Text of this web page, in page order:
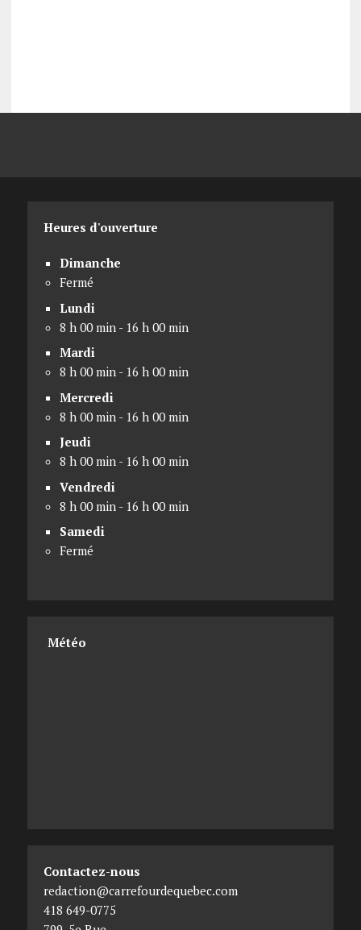
Heures d'ouverture
Dimanche
Fermé
Lundi
8 h 00 min - 16 h 00 min
Mardi
8 h 00 min - 16 h 00 min
Mercredi
8 h 00 min - 16 h 00 min
Jeudi
8 h 00 min - 16 h 00 min
Vendredi
8 h 00 min - 16 h 00 min
Samedi
Fermé
Météo
Contactez-nous
redaction@carrefourdequebec.com
418 649-0775